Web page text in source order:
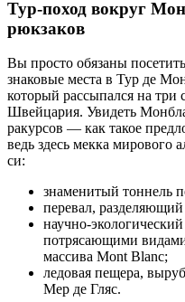
Тур-поход вокруг
рюкзаков
Вы просто обязаны
знаковые места в Тур де
который рассыпался на
Швейцария. Увидеть
ракурсов — как такое
ведь здесь мекка мирового
си:
знаменитый тоннель
перевал,
научно-
потрясающими
массива Mont Blanс;
ледовая пещера,
Мер де Гляс.